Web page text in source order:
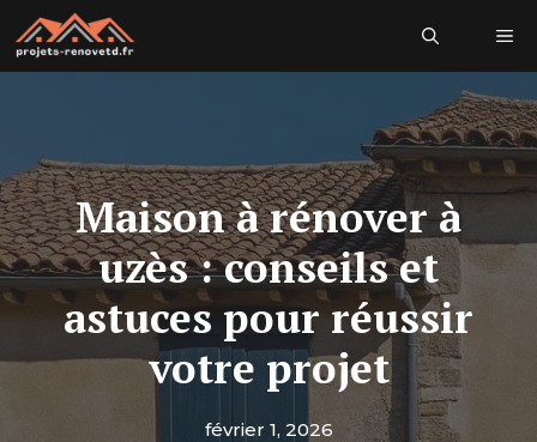
Aller
au
contenu
Maison à rénover à
uzès : conseils et
astuces pour réussir
votre projet
février 1, 2026